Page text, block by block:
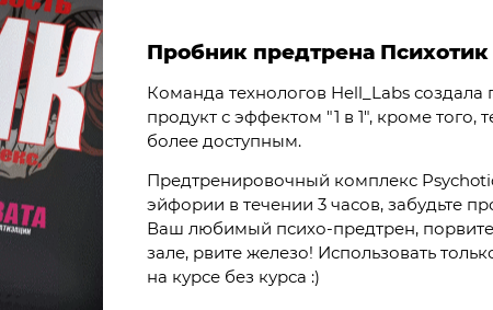
Пробник предтрена Психотик
Команда технологов Hell_Labs
продукт с эффектом "1 в 1", кроме
более доступным.
Предтренировочный комплекс
эйфории в течении 3 часов, забудьте
Ваш любимый психо-предтрен,
зале, рвите железо! Использовать
на курсе без курса :)